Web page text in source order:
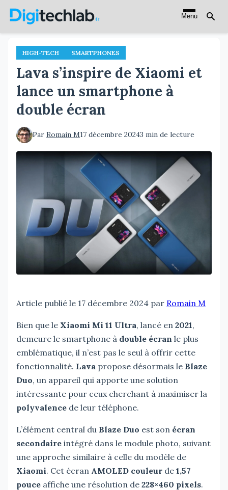
Aller
principal
Menu
HIGH-TECH SMARTPHONES
Lava s’inspire de Xiaomi et
lance un smartphone à
double écran
Par Romain M17 décembre 20243 min de lecture
Article publié le 17 décembre 2024 par Romain M
Bien que le Xiaomi Mi 11 Ultra, lancé en 2021,
demeure le smartphone à double écran le plus
emblématique, il n’est pas le seul à offrir cette
fonctionnalité. Lava propose désormais le Blaze
Duo, un appareil qui apporte une solution
intéressante pour ceux cherchant à maximiser la
polyvalence de leur téléphone.
L’élément central du Blaze Duo est son écran
secondaire intégré dans le module photo, suivant
une approche similaire à celle du modèle de
Xiaomi. Cet écran AMOLED couleur de 1,57
pouce affiche une résolution de 228×460 pixels.